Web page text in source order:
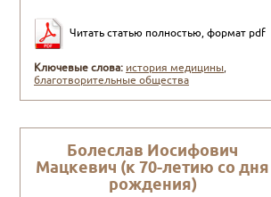
Читать статью полностью, формат pdf
Ключевые слова: история медицины,
благотворительные общества
Болеслав Иосифович
Мацкевич (к 70-летию со дня
рождения)